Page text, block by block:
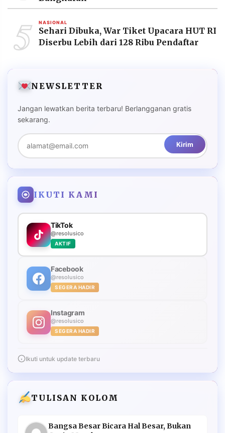
5 NASIONAL
Sehari Dibuka, War Tiket Upacara HUT RI
Diserbu Lebih dari 128 Ribu Pendaftar
NEWSLETTER
Jangan lewatkan berita terbaru! Berlangganan gratis
sekarang.
Kirim
IKUTI KAMI
TikTok
@resolusico
AKTIF
Facebook
@resolusico
SEGERA HADIR
Instagram
@resolusico
SEGERA HADIR
Ikuti untuk update terbaru
TULISAN KOLOM
Bangsa Besar Bicara Hal Besar, Bukan